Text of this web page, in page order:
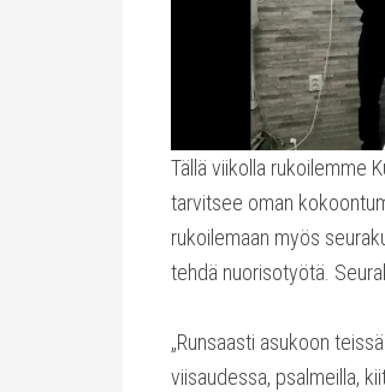
Tällä viikolla rukoilemme
tarvitsee oman
rukoilemaan myös
tehdä nuorisotyötä.
„Runsaasti asukoon
viisaudessa, psalmeilla,